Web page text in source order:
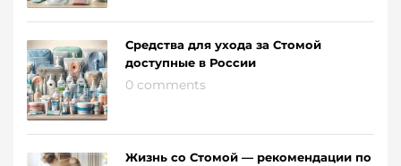
Средства для ухода за Стомой
доступные в России
0 comments
Жизнь со Стомой — рекомендации по